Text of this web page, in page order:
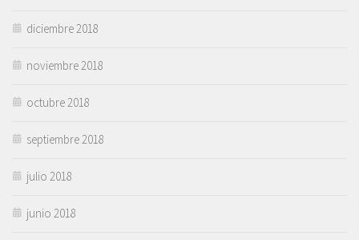
diciembre 2018
noviembre 2018
octubre 2018
septiembre 2018
julio 2018
junio 2018